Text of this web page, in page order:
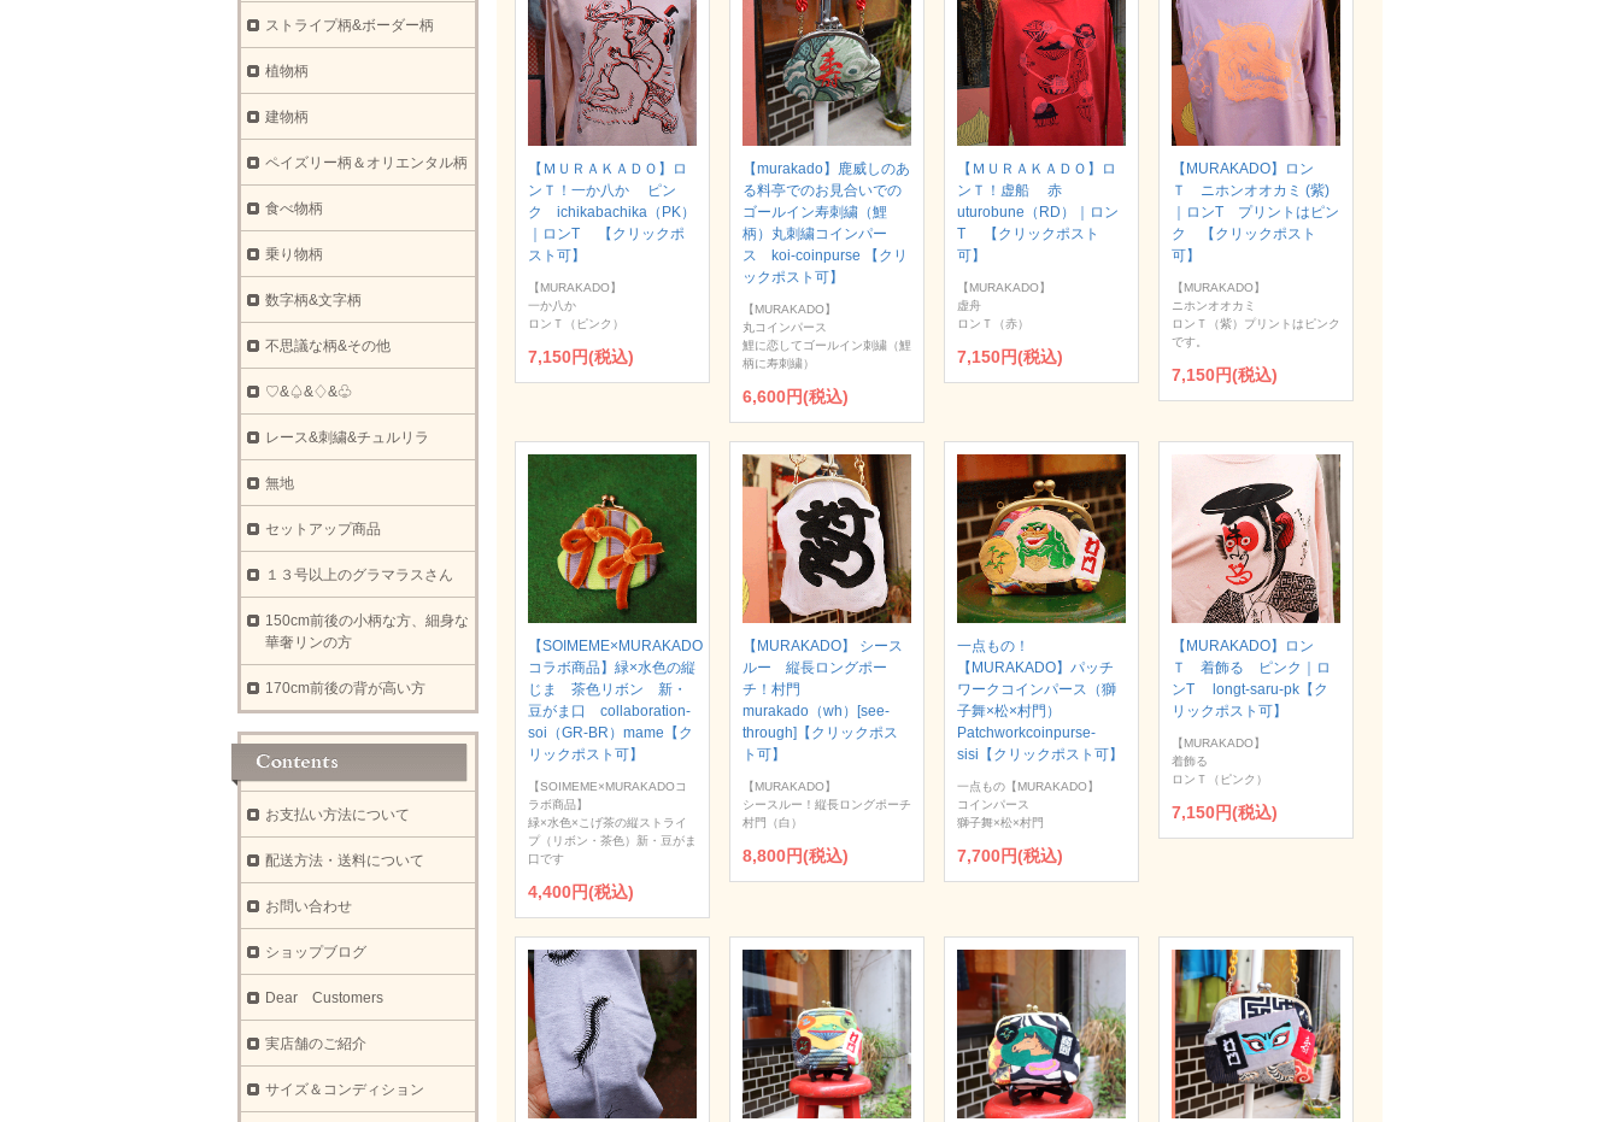
【ＭＵＲＡＫＡＤＯ】ロ
ンＴ！一か八か ピン
ク ichikabachika（PK）
｜ロンT 【クリックポ
スト可】
【MURAKADO】
一か八か
ロンＴ（ピンク）
7,150円(税込)
【murakado】鹿威しのあ
る料亭でのお見合いでの
ゴールイン寿刺繍（鯉
柄）丸刺繍コインパー
ス koi-coinpurse 【クリ
ックポスト可】
【MURAKADO】
丸コインパース
鯉に恋してゴールイン刺繍（鯉
柄に寿刺繍）
6,600円(税込)
【ＭＵＲＡＫＡＤＯ】ロ
ンＴ！虚船 赤
uturobune（RD）｜ロン
T 【クリックポスト
可】
【MURAKADO】
虚舟
ロンＴ（赤）
7,150円(税込)
【MURAKADO】ロン
Ｔ ニホンオオカミ (紫)
｜ロンT プリントはピン
ク 【クリックポスト
可】
【MURAKADO】
ニホンオオカミ
ロンＴ（紫）プリントはピンク
です。
7,150円(税込)
【SOIMEME×MURAKADO
コラボ商品】緑×水色の縦
じま 茶色リボン 新・
豆がま口 collaboration-
soi（GR-BR）mame【ク
リックポスト可】
【SOIMEME×MURAKADOコ
ラボ商品】
緑×水色×こげ茶の縦ストライ
プ（リボン・茶色）新・豆がま
口です
4,400円(税込)
【MURAKADO】 シース
ルー 縦長ロングポー
チ！村門
murakado（wh）[see-
through]【クリックポス
ト可】
【MURAKADO】
シースルー！縦長ロングポーチ
村門（白）
8,800円(税込)
一点もの！
【MURAKADO】パッチ
ワークコインパース（獅
子舞×松×村門）
Patchworkcoinpurse-
sisi【クリックポスト可】
一点もの【MURAKADO】
コインパース
獅子舞×松×村門
7,700円(税込)
【MURAKADO】ロン
Ｔ 着飾る ピンク｜ロ
ンT longt-saru-pk【ク
リックポスト可】
【MURAKADO】
着飾る
ロンＴ（ピンク）
7,150円(税込)
ストライプ柄&ボーダー柄
植物柄
建物柄
ペイズリー柄＆オリエンタル柄
食べ物柄
乗り物柄
数字柄&文字柄
不思議な柄&その他
♡&♤&♢&♧
レース&刺繍&チュルリラ
無地
セットアップ商品
１３号以上のグラマラスさん
150cm前後の小柄な方、細身な
華奢リンの方
170cm前後の背が高い方
お支払い方法について
配送方法・送料について
お問い合わせ
ショップブログ
Dear Customers
実店舗のご紹介
サイズ＆コンディション